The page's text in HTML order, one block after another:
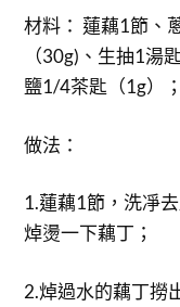
材料： 蓮藕1節、
（30g)、生抽1湯
鹽1/4茶匙（1g）；
做法：
1.蓮藕1節，洗凈
焯燙一下藕丁；
2.焯過水的藕丁撈